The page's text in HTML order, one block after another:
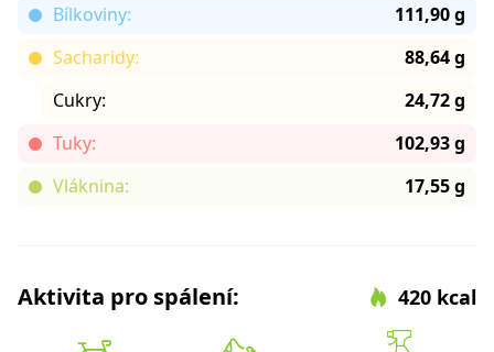
Bílkoviny:
111,90 g
Sacharidy:
88,64 g
Cukry:
24,72 g
Tuky:
102,93 g
Vláknina:
17,55 g
Aktivita pro spálení: 420 kcal